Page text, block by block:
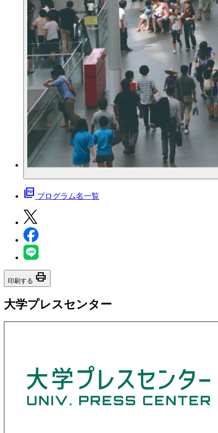
picture_as_pdf プログラム名一覧
印刷する print
大学プレスセンター